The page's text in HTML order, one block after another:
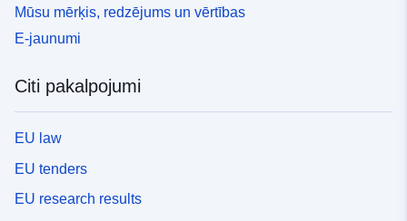
Mūsu mērķis, redzējums un vērtības
E-jaunumi
Citi pakalpojumi
EU law
EU tenders
EU research results